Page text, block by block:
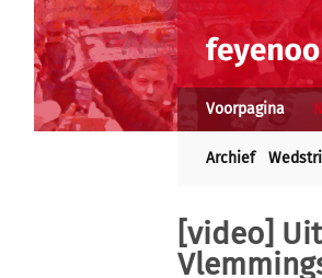
Voorpagina
Archief
[video]